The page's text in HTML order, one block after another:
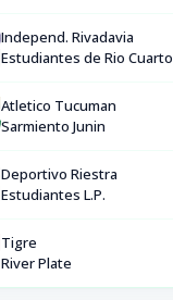
Independ. Rivadavia
Estudiantes de Rio Cuarto
Atletico Tucuman
Sarmiento Junin
Deportivo Riestra
Estudiantes L.P.
Tigre
River Plate